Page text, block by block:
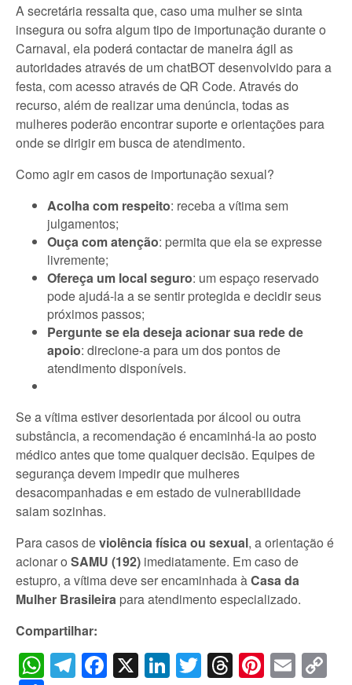
A secretária ressalta que, caso uma mulher se sinta
insegura ou sofra algum tipo de importunação durante o
Carnaval, ela poderá contactar de maneira ágil as
autoridades através de um chatBOT desenvolvido para a
festa, com acesso através de QR Code. Através do
recurso, além de realizar uma denúncia, todas as
mulheres poderão encontrar suporte e orientações para
onde se dirigir em busca de atendimento.
Como agir em casos de importunação sexual?
Acolha com respeito: receba a vítima sem
julgamentos;
Ouça com atenção: permita que ela se expresse
livremente;
Ofereça um local seguro: um espaço reservado
pode ajudá-la a se sentir protegida e decidir seus
próximos passos;
Pergunte se ela deseja acionar sua rede de
apoio: direcione-a para um dos pontos de
atendimento disponíveis.
Se a vítima estiver desorientada por álcool ou outra
substância, a recomendação é encaminhá-la ao posto
médico antes que tome qualquer decisão. Equipes de
segurança devem impedir que mulheres
desacompanhadas e em estado de vulnerabilidade
saiam sozinhas.
Para casos deviolência física ou sexual, a orientação é
acionar o SAMU (192) imediatamente. Em caso de
estupro, a vítima deve ser encaminhada àCasa da
Mulher Brasileira para atendimento especializado.
Compartilhar:
WhatsApp
Telegram
Facebook
X LinkedIn
Twitter
Threads